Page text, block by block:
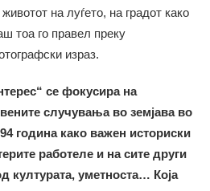
на луѓето, на градот како
тоа го правел преку
израз.
се фокусира на
случувања во земјава во
година како важен историски
работеле и на сите други
културата, уметноста… Која